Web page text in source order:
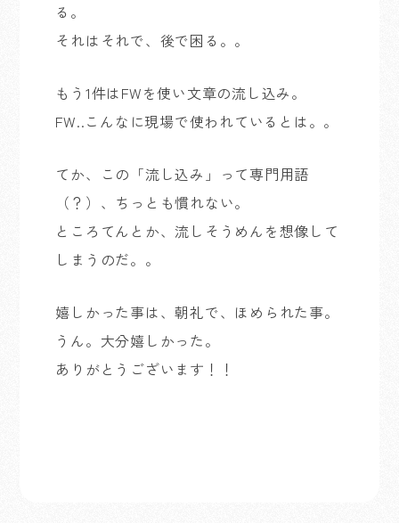
る。
それはそれで、後で困る。。
もう1件はFWを使い文章の流し込み。
FW..こんなに現場で使われているとは。。
てか、この「流し込み」って専門用語
（？）、ちっとも慣れない。
ところてんとか、流しそうめんを想像して
しまうのだ。。
嬉しかった事は、朝礼で、ほめられた事。
うん。大分嬉しかった。
ありがとうございます！！